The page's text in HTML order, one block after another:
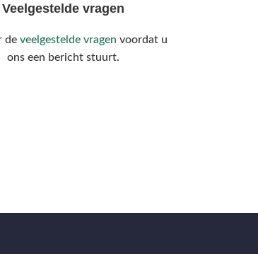
Veelgestelde vragen
de veelgestelde vragen voordat u
ons een bericht stuurt.